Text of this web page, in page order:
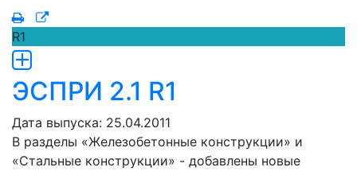
R1
ЭСПРИ 2.1 R1
Дата выпуска: 25.04.2011
В разделы «Железобетонные конструкции» и
«Стальные конструкции» - добавлены новые